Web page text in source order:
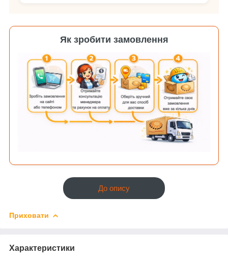
Як зробити замовлення
До опису
Приховати
Характеристики